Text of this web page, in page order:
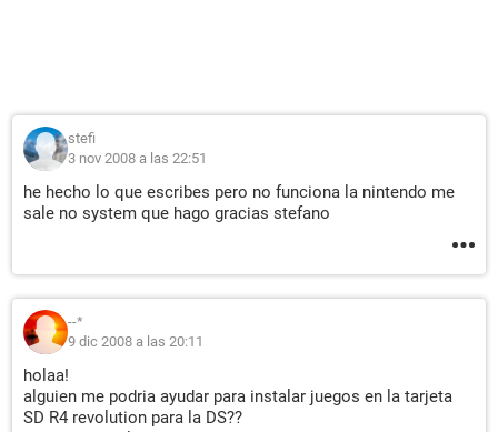
stefi
3 nov 2008 a las 22:51
he hecho lo que escribes pero no funciona la nintendo me
sale no system que hago gracias stefano
--*
9 dic 2008 a las 20:11
holaa!
alguien me podria ayudar para instalar juegos en la tarjeta
SD R4 revolution para la DS??